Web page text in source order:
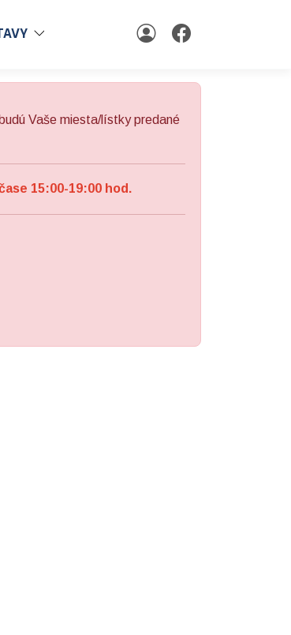
Vaše miesta/lístky predané
15:00-19:00 hod.